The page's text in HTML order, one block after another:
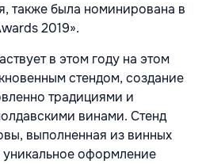
также была номинирована в
2019».
в этом году на этом
стендом, создание
традициями и
винами. Стенд
выполненная из винных
оформление